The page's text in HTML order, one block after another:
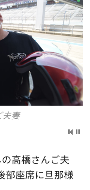
夫妻
高橋さんご夫
部座席に旦那様